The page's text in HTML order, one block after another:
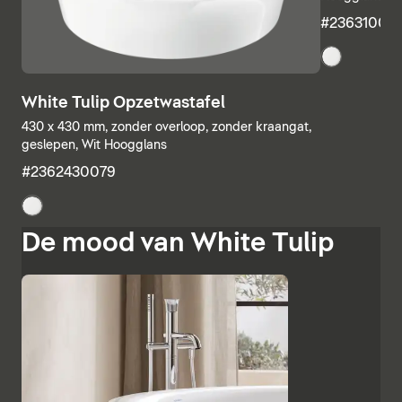
White Tulip Opzetwastafel
430 x 430 mm, zonder overloop, zonder kraangat,
geslepen, Wit Hoogglans
#2362430079
De mood van White Tulip